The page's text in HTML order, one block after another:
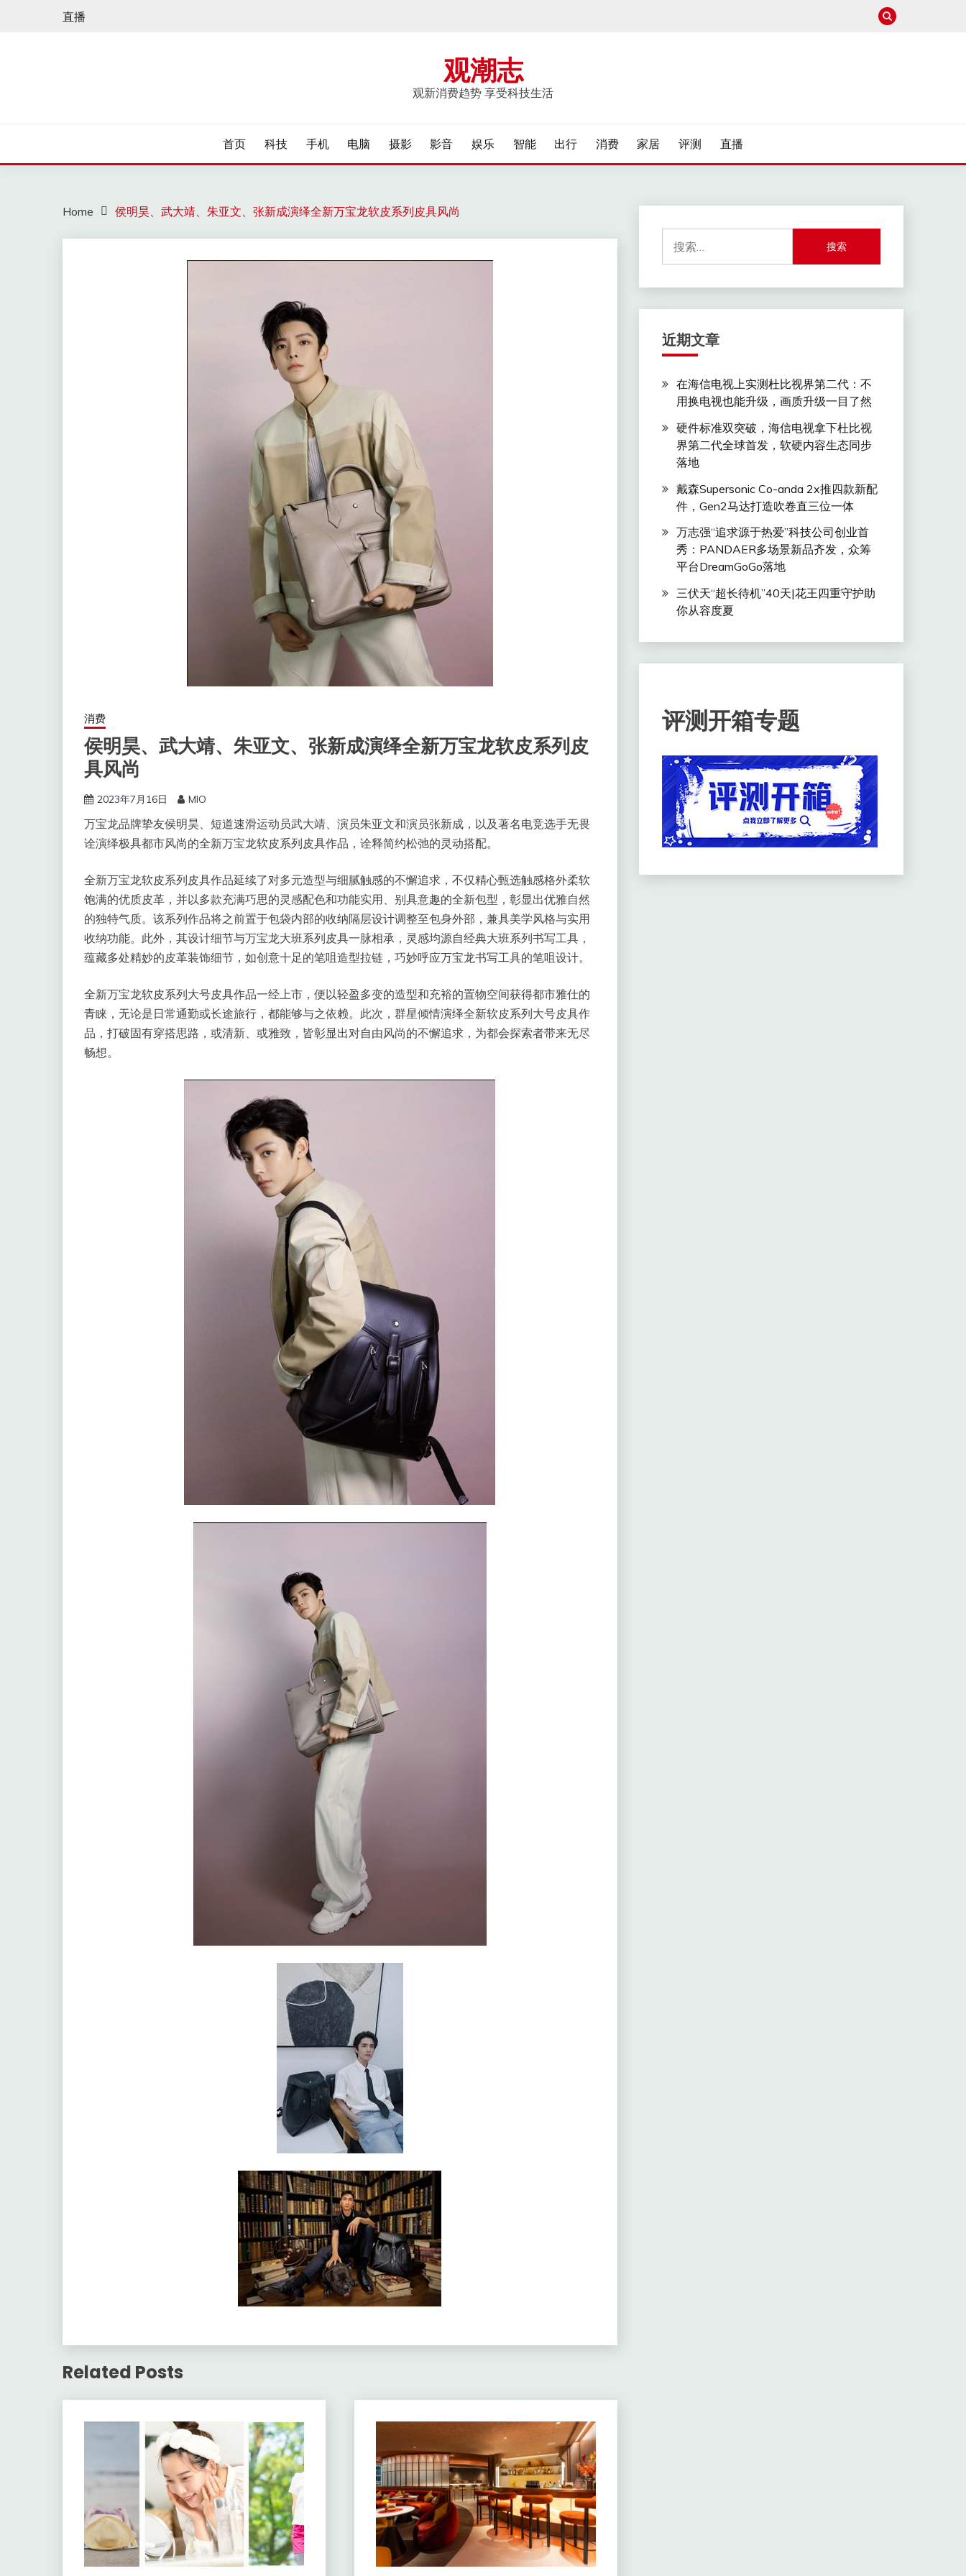
直播
观潮志
观新消费趋势 享受科技生活
首页 科技 手机 电脑 摄影 影音 娱乐 智能 出行 消费 家居 评测 直播
Home 侯明昊、武大靖、朱亚文、张新成演绎全新万宝龙软皮系列皮具风尚
消费
侯明昊、武大靖、朱亚文、张新成演绎全新万宝龙软皮系列皮
具风尚
2023年7月16日 MIO
万宝龙品牌挚友侯明昊、短道速滑运动员武大靖、演员朱亚文和演员张新成，以及著名电竞选手无畏
诠演绎极具都市风尚的全新万宝龙软皮系列皮具作品，诠释简约松弛的灵动搭配。
全新万宝龙软皮系列皮具作品延续了对多元造型与细腻触感的不懈追求，不仅精心甄选触感格外柔软
饱满的优质皮革，并以多款充满巧思的灵感配色和功能实用、别具意趣的全新包型，彰显出优雅自然
的独特气质。该系列作品将之前置于包袋内部的收纳隔层设计调整至包身外部，兼具美学风格与实用
收纳功能。此外，其设计细节与万宝龙大班系列皮具一脉相承，灵感均源自经典大班系列书写工具，
蕴藏多处精妙的皮革装饰细节，如创意十足的笔咀造型拉链，巧妙呼应万宝龙书写工具的笔咀设计。
全新万宝龙软皮系列大号皮具作品一经上市，便以轻盈多变的造型和充裕的置物空间获得都市雅仕的
青睐，无论是日常通勤或长途旅行，都能够与之依赖。此次，群星倾情演绎全新软皮系列大号皮具作
品，打破固有穿搭思路，或清新、或雅致，皆彰显出对自由风尚的不懈追求，为都会探索者带来无尽
畅想。
Related Posts
索：
近期文章
在海信电视上实测杜比视界第二代：不
用换电视也能升级，画质升级一目了然
硬件标准双突破，海信电视拿下杜比视
界第二代全球首发，软硬内容生态同步
落地
戴森Supersonic Co-anda 2x推四款新配
件，Gen2马达打造吹卷直三位一体
万志强“追求源于热爱”科技公司创业首
秀：PANDAER多场景新品齐发，众筹
平台DreamGoGo落地
三伏天“超长待机”40天|花王四重守护助
你从容度夏
评测开箱专题